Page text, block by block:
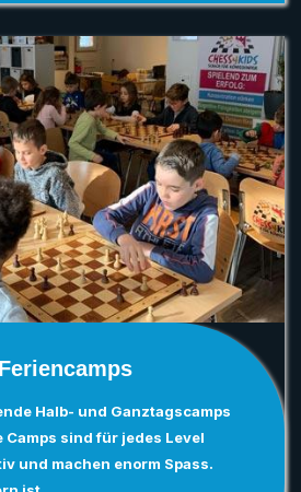
Halb- und Ganztagscamps
sind für jedes Level
und machen enorm Spass.